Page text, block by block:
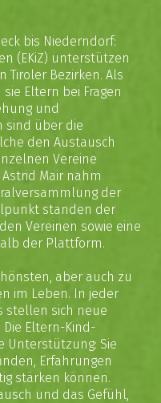
bis Niederndorf:
(EKiZ) unterstützen
Tiroler Bezirken. Als
Eltern bei Fragen
und
sind über die
den Austausch
Vereine
Mair nahm
der
standen der
Vereinen sowie eine
der Plattform.
aber auch zu
im Leben. In jeder
stellen sich neue
Eltern-Kind-
Unterstützung: Sie
Erfahrungen
stärken können.
und das Gefühl,